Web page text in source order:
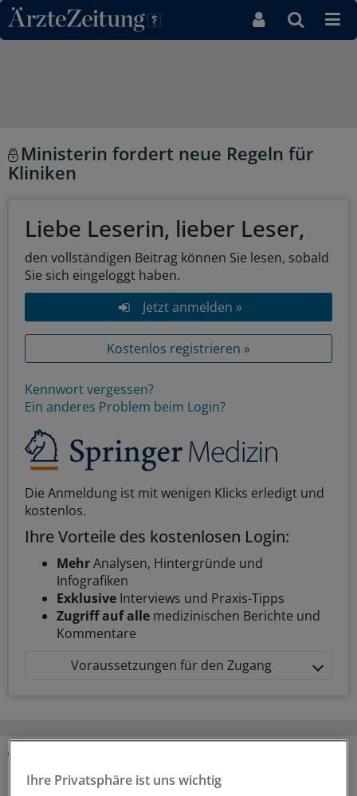
Direkt zum Inhaltsbereich
Ministerin fordert neue Regeln für
Kliniken
Liebe Leserin, lieber Leser,
den vollständigen Beitrag können Sie lesen, sobald
Sie sich eingeloggt haben.
Jetzt anmelden »
Kostenlos registrieren »
Kennwort vergessen?
Ein anderes Problem beim Login?
Die Anmeldung ist mit wenigen Klicks erledigt und
kostenlos.
Ihre Vorteile des kostenlosen Login:
MehrAnalysen, Hintergründe und
Infografiken
Exklusive Interviews und Praxis-Tipps
Zugriff auf alle medizinischen Berichte und
Kommentare
Voraussetzungen für den Zugang
MEHR ZUM THEMA
Ihre Privatsphäre ist uns wichtig